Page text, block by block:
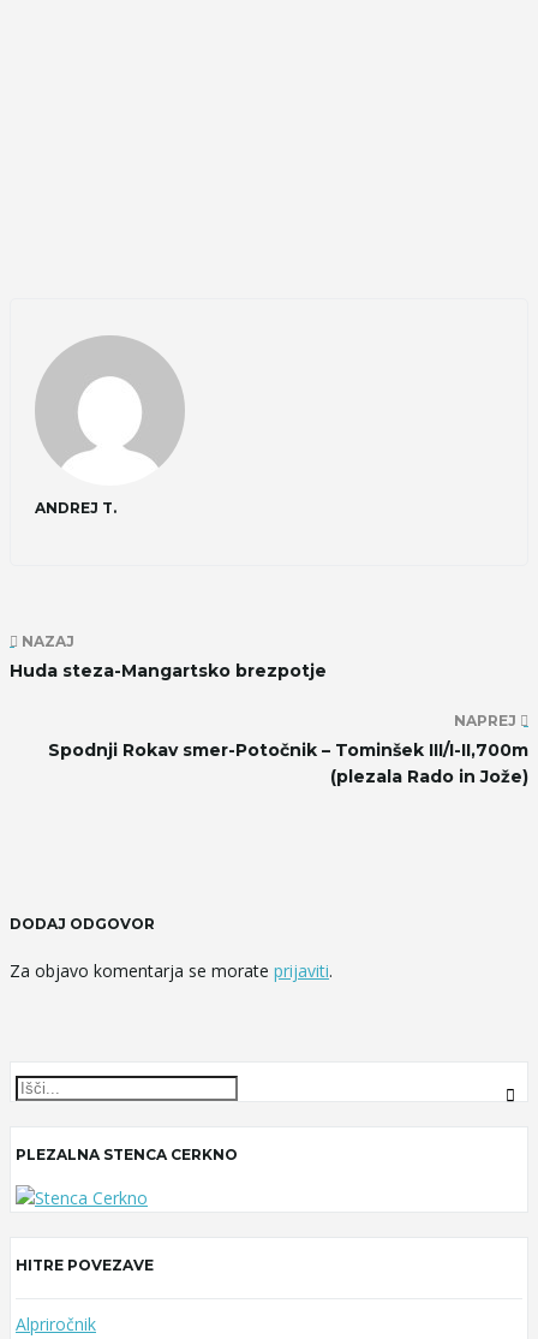
ANDREJ T.
NAZAJ
Huda steza-Mangartsko brezpotje
NAPREJ
Spodnji Rokav smer-Potočnik – Tominšek III/I-II,700m
(plezala Rado in Jože)
DODAJ ODGOVOR
Za objavo komentarja se morate prijaviti.
S
r
c
h
k
e
y
w
PLEZALNA STENCA CERKNO
HITRE POVEZAVE
Alpriročnik